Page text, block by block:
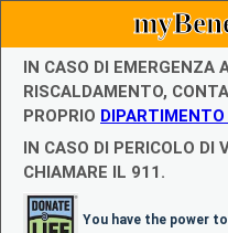
IN CASO DI EMERGENZA
RISCALDAMENTO,
PROPRIO
IN CASO DI PERICOLO DI
CHIAMARE IL 911.
You have the power